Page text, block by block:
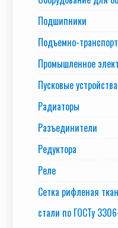
Подшипники
Подъемно-
Промышленное
Пусковые устройства
Радиаторы
Разъединители
Редуктора
Реле
Сетка рифленая
стали по ГОСТу